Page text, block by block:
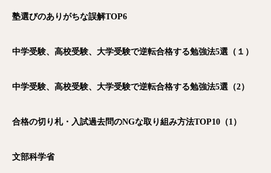
塾選びのありがちな誤解TOP6
中学受験、高校受験、大学受験で逆転合格する勉強法5選（１）
中学受験、高校受験、大学受験で逆転合格する勉強法5選（2）
合格の切り札・入試過去問のNGな取り組み方法TOP10（1）
文部科学省